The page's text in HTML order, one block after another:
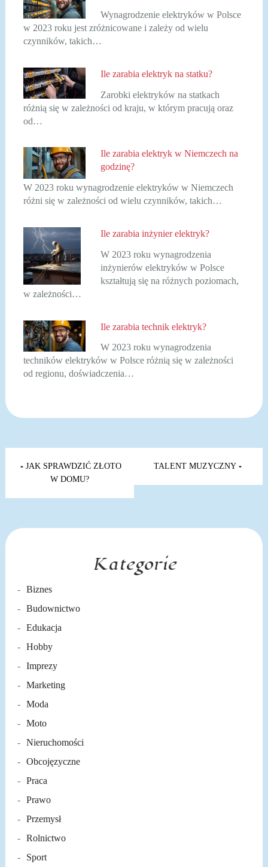
Wynagrodzenie elektryków w Polsce
w 2023 roku jest zróżnicowane i zależy od wielu
czynników, takich…
Ile zarabia elektryk na statku?
Zarobki elektryków na statkach
różnią się w zależności od kraju, w którym pracują oraz
od…
Ile zarabia elektryk w Niemczech na
godzinę?
W 2023 roku wynagrodzenie elektryków w Niemczech
różni się w zależności od wielu czynników, takich…
Ile zarabia inżynier elektryk?
W 2023 roku wynagrodzenia
inżynierów elektryków w Polsce
kształtują się na różnych poziomach,
w zależności…
Ile zarabia technik elektryk?
W 2023 roku wynagrodzenia
techników elektryków w Polsce różnią się w zależności
od regionu, doświadczenia…
Nawigacja
wpisu
JAK SPRAWDZIĆ ZŁOTO
W DOMU?
TALENT MUZYCZNY
Kategorie
Biznes
Budownictwo
Edukacja
Hobby
Imprezy
Marketing
Moda
Moto
Nieruchomości
Obcojęzyczne
Praca
Prawo
Przemysł
Rolnictwo
Sport